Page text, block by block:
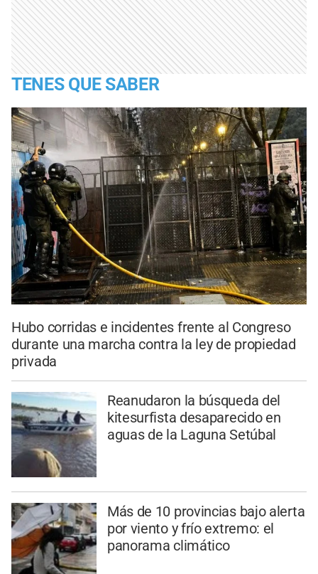
TENES QUE SABER
Hubo corridas e incidentes frente al Congreso
durante una marcha contra la ley de propiedad
privada
Reanudaron la búsqueda del
kitesurfista desaparecido en
aguas de la Laguna Setúbal
Más de 10 provincias bajo alerta
por viento y frío extremo: el
panorama climático